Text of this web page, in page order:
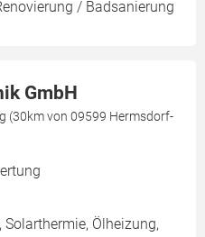
/ Badsanierung
GmbH
(30km von 09599 Hermsdorf-
Ölheizung,